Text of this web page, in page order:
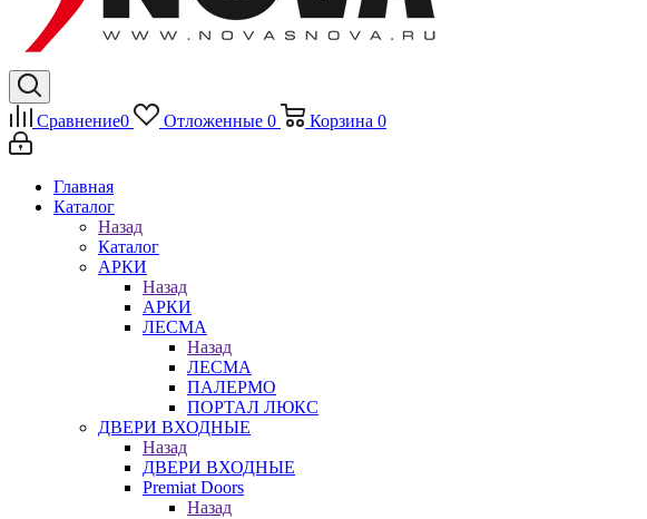
Сравнение0 Отложенные 0 Корзина 0
Главная
Каталог
Назад
Каталог
АРКИ
Назад
АРКИ
ЛЕСМА
Назад
ЛЕСМА
ПАЛЕРМО
ПОРТАЛ ЛЮКС
ДВЕРИ ВХОДНЫЕ
Назад
ДВЕРИ ВХОДНЫЕ
Premiat Doors
Назад